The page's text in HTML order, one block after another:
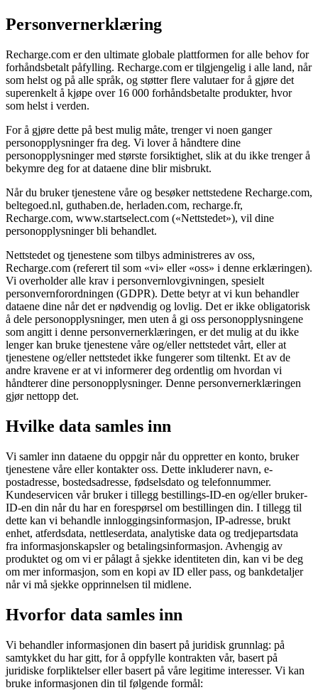
Personvernerklæring
Recharge.com er den ultimate globale plattformen for alle behov for
forhåndsbetalt påfylling. Recharge.com er tilgjengelig i alle land, når
som helst og på alle språk, og støtter flere valutaer for å gjøre det
superenkelt å kjøpe over 16 000 forhåndsbetalte produkter, hvor
som helst i verden.
For å gjøre dette på best mulig måte, trenger vi noen ganger
personopplysninger fra deg. Vi lover å håndtere dine
personopplysninger med største forsiktighet, slik at du ikke trenger å
bekymre deg for at dataene dine blir misbrukt.
Når du bruker tjenestene våre og besøker nettstedene Recharge.com,
beltegoed.nl, guthaben.de, herladen.com, recharge.fr,
Recharge.com, www.startselect.com («Nettstedet»), vil dine
personopplysninger bli behandlet.
Nettstedet og tjenestene som tilbys administreres av oss,
Recharge.com (referert til som «vi» eller «oss» i denne erklæringen).
Vi overholder alle krav i personvernlovgivningen, spesielt
personvernforordningen (GDPR). Dette betyr at vi kun behandler
dataene dine når det er nødvendig og lovlig. Det er ikke obligatorisk
å dele personopplysninger, men uten å gi oss personopplysningene
som angitt i denne personvernerklæringen, er det mulig at du ikke
lenger kan bruke tjenestene våre og/eller nettstedet vårt, eller at
tjenestene og/eller nettstedet ikke fungerer som tiltenkt. Et av de
andre kravene er at vi informerer deg ordentlig om hvordan vi
håndterer dine personopplysninger. Denne personvernerklæringen
gjør nettopp det.
Hvilke data samles inn
Vi samler inn dataene du oppgir når du oppretter en konto, bruker
tjenestene våre eller kontakter oss. Dette inkluderer navn, e-
postadresse, bostedsadresse, fødselsdato og telefonnummer.
Kundeservicen vår bruker i tillegg bestillings-ID-en og/eller bruker-
ID-en din når du har en forespørsel om bestillingen din. I tillegg til
dette kan vi behandle innloggingsinformasjon, IP-adresse, brukt
enhet, atferdsdata, nettleserdata, analytiske data og tredjepartsdata
fra informasjonskapsler og betalingsinformasjon. Avhengig av
produktet og om vi er pålagt å sjekke identiteten din, kan vi be deg
om mer informasjon, som en kopi av ID eller pass, og bankdetaljer
når vi må sjekke opprinnelsen til midlene.
Hvorfor data samles inn
Vi behandler informasjonen din basert på juridisk grunnlag: på
samtykket du har gitt, for å oppfylle kontrakten vår, basert på
juridiske forpliktelser eller basert på våre legitime interesser. Vi kan
bruke informasjonen din til følgende formål: